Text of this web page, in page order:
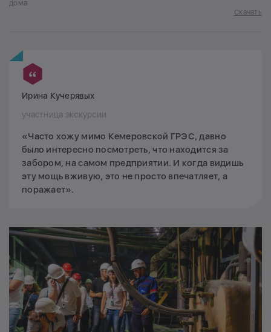
дома
Скачать
Ирина Кучерявых
участница экскурсии
«Часто хожу мимо Кемеровской ГРЭС, давно
было интересно посмотреть, что находится за
забором, на самом предприятии. И когда видишь
эту мощь вживую, это не просто впечатляет, а
поражает».